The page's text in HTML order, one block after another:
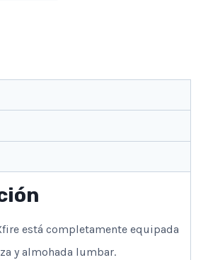
está completamente equipada
y almohada lumbar.